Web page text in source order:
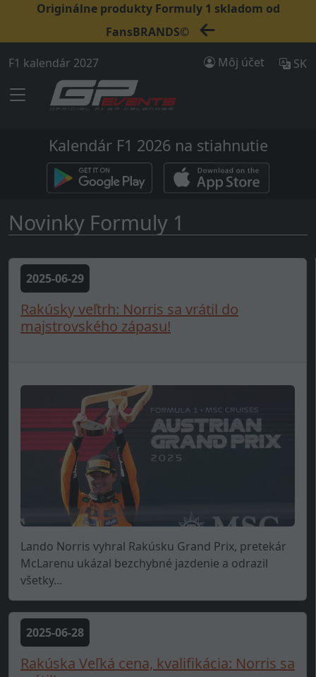
Originálne produkty Formuly 1 skladom od
FansBRANDS©
F1 kalendár 2027 Môj účet SK
Kalendár F1 2026 na stiahnutie
Novinky Formuly 1
2025-06-29
Rakúsky veľtrh: Norris sa vrátil do
majstrovského zápasu!
Lando Norris vyhral Rakúsku Grand Prix, pretekár
McLarenu ukázal bezchybné jazdenie a odrazil
všetky...
2025-06-28
Rakúska Veľká cena, kvalifikácia: Norris sa